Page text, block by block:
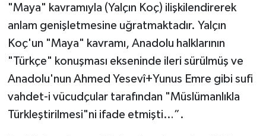
"Maya" kavramıyla (Yalçın Koç) ilişkilendirerek
anlam genişletmesine uğratmaktadır. Yalçın
Koç'un "Maya" kavramı, Anadolu halklarının
"Türkçe" konuşması ekseninde ileri sürülmüş ve
Anadolu'nun Ahmed Yesevî+Yunus Emre gibi sufi
vahdet-i vücudçular tarafından "Müslümanlıkla
Türkleştirilmesi"ni ifade etmişti…”.